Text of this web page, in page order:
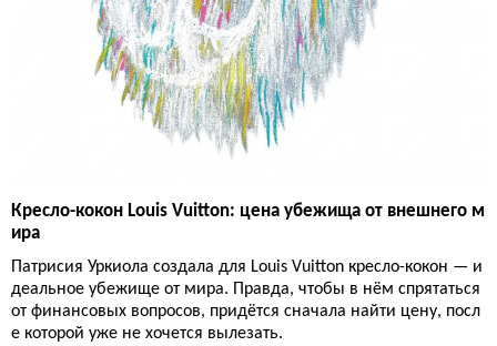
Кресло-кокон Louis Vuitton: цена убежища от внешнего м
ира
Патрисия Уркиола создала для Louis Vuitton кресло-кокон — и
деальное убежище от мира. Правда, чтобы в нём спрятаться
от финансовых вопросов, придётся сначала найти цену, посл
е которой уже не хочется вылезать.